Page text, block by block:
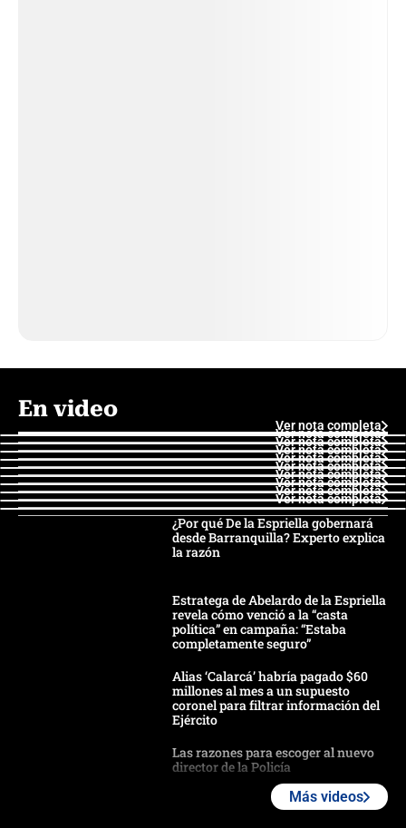
En video
Ver nota completa
Ver nota completa
Ver nota completa
Ver nota completa
Ver nota completa
Ver nota completa
Ver nota completa
Ver nota completa
Ver nota completa
Ver nota completa
¿Por qué De la Espriella gobernará
desde Barranquilla? Experto explica
la razón
Estratega de Abelardo de la Espriella
revela cómo venció a la “casta
política” en campaña: “Estaba
completamente seguro”
Alias ‘Calarcá’ habría pagado $60
millones al mes a un supuesto
coronel para filtrar información del
Ejército
Las razones para escoger al nuevo
director de la Policía
Más videos